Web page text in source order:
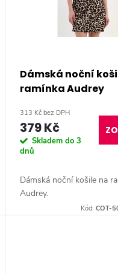
Dámská noční
ramínka Audrey
313 Kč bez DPH
379 Kč
Skladem do 3
dnů
Dámská noční košile na
Audrey.
Kód: COT-